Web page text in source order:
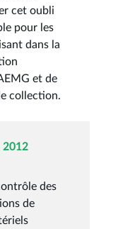
cet oubli
pour les
dans la
et de
collection.
2012
des
de